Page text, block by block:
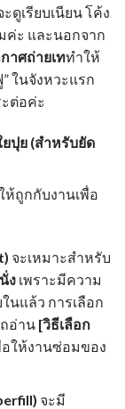
ดูเรียบเนียน โค้ง
ค่ะ และนอกจาก
าศถ่ายเททำให้
ในจังหวะแรก
ต่อค่ะ
ปุย (สำหรับยัด
ห้ถูกกับงานเพื่อ
จะเหมาะสำหรับ
งเพราะมีความ
นแล้ว การเลือก
อ่าน [วิธีเลือก
อให้งานซ่อมของ
จะมี